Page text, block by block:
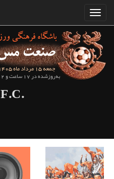
جمعه 15 مرداد ماه 1405
به‌روزشده در 17 ساعت و 2 دقیقه قبل
F.C.